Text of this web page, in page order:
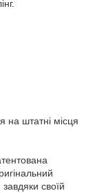
на штатні місця
своїй